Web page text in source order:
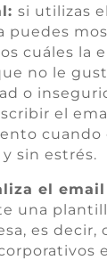
si utilizas
puedes
cuáles la
no le
o
el
cuando
sin estrés.
el
una
es decir,